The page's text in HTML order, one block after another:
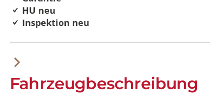
HU neu
Inspektion neu
Fahrzeugbeschreibung